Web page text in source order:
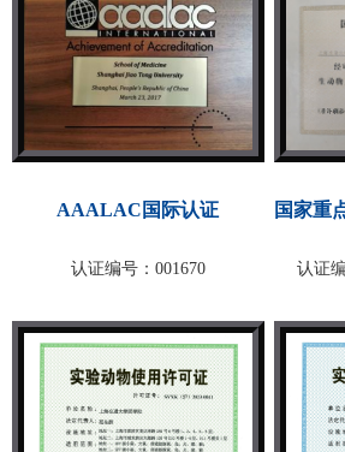
AAALAC国际认证
认证编号：001670 认证